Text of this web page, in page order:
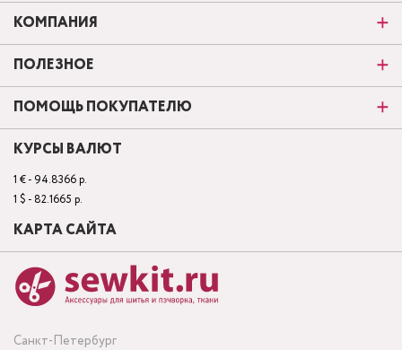
Санкт-Петербург
КОМПАНИЯ
ПОЛЕЗНОЕ
ПОМОЩЬ ПОКУПАТЕЛЮ
КУРСЫ ВАЛЮТ
1 € - 94.8366 р.
1 $ - 82.1665 р.
КАРТА САЙТА